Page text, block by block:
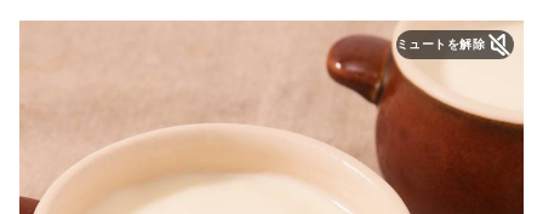
ミュートを解除